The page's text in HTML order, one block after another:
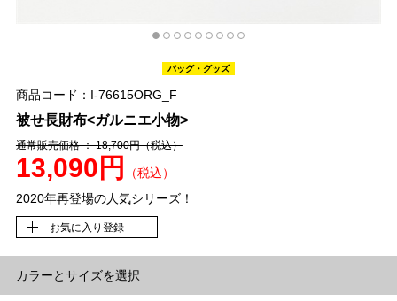
バッグ・グッズ
商品コード：I-76615ORG_F
被せ長財布<ガルニエ小物>
通常販売価格 ： 18,700円（税込）
13,090円
（税込）
2020年再登場の人気シリーズ！
お気に入り登録
カラーとサイズを選択